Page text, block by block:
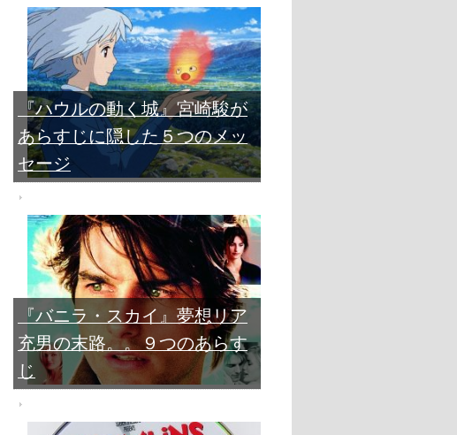
『ハウルの動く城』宮崎駿が
あらすじに隠した５つのメッ
セージ
『バニラ・スカイ』夢想リア
充男の末路。。９つのあらす
じ